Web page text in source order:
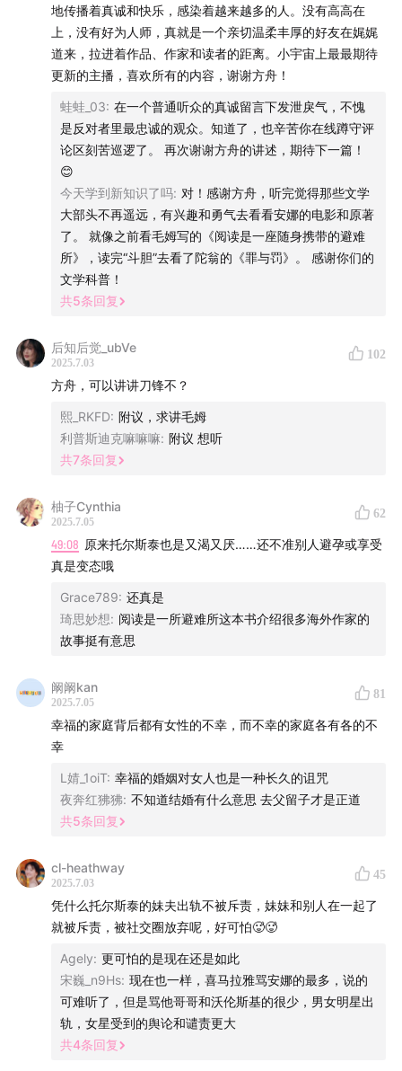
174位国外优秀作家评选：为何《安娜·卡列尼娜》
胜过《战争与和平》？
下期嘉宾剧透：一个绝对意义上的托翁骨灰粉🔍🤔
📚 本期提及作品
核心作品
托尔斯泰
《安娜・卡列尼娜》
《战争与和平》
影视改编
1935 年版《安娜・卡列尼娜》
2012 年英国导演乔·怀特《安娜・卡列尼娜》
关联文学作品
居斯塔夫·福楼拜《包法利夫人》
米兰·昆德拉《生命中不能承受之轻》
小红书🍠：看理想
公众号：
看理想vistopia
商业合作📮：bd@vistopia.com.cn
本期节目已经在小宇宙、苹果播客、Spotify、网易云音
-蒋方舟全新个人播客，联合看理想共同出品-
地传播着真诚和快乐，感染着越来越多的人。没有高高在
上，没有好为人师，真就是一个亲切温柔丰厚的好友在娓娓
道来，拉进着作品、作家和读者的距离。小宇宙上最最期待
更新的主播，喜欢所有的内容，谢谢方舟！
蛙蛙_03: 在一个普通听众的真诚留言下发泄戾气，不愧
是反对者里最忠诚的观众。知道了，也辛苦你在线蹲守评
论区刻苦巡逻了。 再次谢谢方舟的讲述，期待下一篇！
😊
今天学到新知识了吗: 对！感谢方舟，听完觉得那些文学
大部头不再遥远，有兴趣和勇气去看看安娜的电影和原著
了。 就像之前看毛姆写的《阅读是一座随身携带的避难
所》，读完“斗胆”去看了陀翁的《罪与罚》。 感谢你们的
文学科普！
共5条回复
后知后觉_ubVe
2025.7.03
102
方舟，可以讲讲刀锋不？
熙_RKFD: 附议，求讲毛姆
利普斯迪克嘛嘛嘛: 附议 想听
共7条回复
柚子Cynthia
2025.7.05
62
49:08 原来托尔斯泰也是又渴又厌……还不准别人避孕或享受
真是变态哦
Grace789: 还真是
琦思妙想: 阅读是一所避难所这本书介绍很多海外作家的
故事挺有意思
阚阚kan
2025.7.05
81
幸福的家庭背后都有女性的不幸，而不幸的家庭各有各的不
幸
L婧_1oiT: 幸福的婚姻对女人也是一种长久的诅咒
夜奔红狒狒: 不知道结婚有什么意思 去父留子才是正道
共5条回复
cl-heathway
2025.7.03
45
凭什么托尔斯泰的妹夫出轨不被斥责，妹妹和别人在一起了
就被斥责，被社交圈放弃呢，好可怕🥵🥵
Agely: 更可怕的是现在还是如此
宋巍_n9Hs: 现在也一样，喜马拉雅骂安娜的最多，说的
可难听了，但是骂他哥哥和沃伦斯基的很少，男女明星出
轨，女星受到的舆论和谴责更大
共4条回复